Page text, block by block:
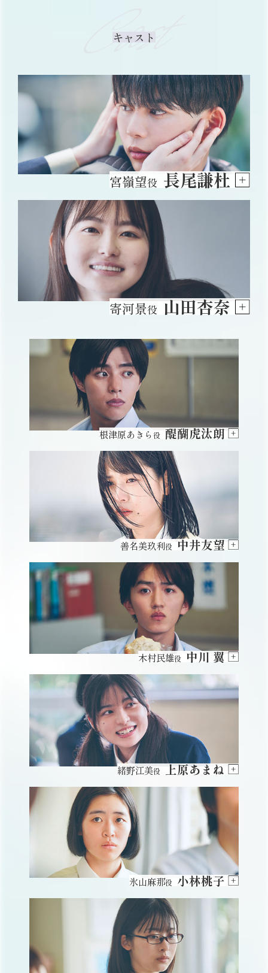
Cast
キャスト
宮嶺望役 長尾謙杜
寄河景役 山田杏奈
根津原あきら役 醍醐虎汰朗
善名美玖利役 中井友望
木村民雄役 中川 翼
緒野江美役 上原あまね
氷山麻那役 小林桃子